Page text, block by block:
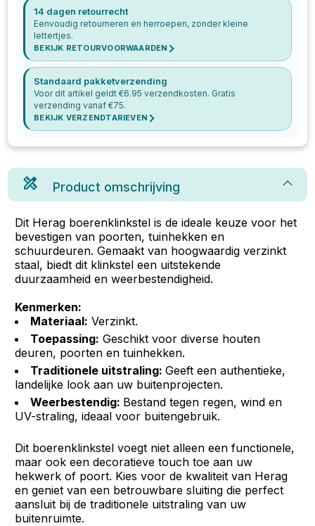
14 dagen retourrecht
Eenvoudig retourneren en herroepen, zonder kleine
lettertjes.
BEKIJK RETOURVOORWAARDEN
Standaard pakketverzending
Voor dit artikel geldt €6.95 verzendkosten. Gratis
verzending vanaf €75.
BEKIJK VERZENDTARIEVEN
Product omschrijving
Dit Herag boerenklinkstel is de ideale keuze voor het
bevestigen van poorten, tuinhekken en
schuurdeuren. Gemaakt van hoogwaardig verzinkt
staal, biedt dit klinkstel een uitstekende
duurzaamheid en weerbestendigheid.
Kenmerken:
Materiaal: Verzinkt.
Toepassing: Geschikt voor diverse houten
deuren, poorten en tuinhekken.
Traditionele uitstraling:Geeft een authentieke,
landelijke look aan uw buitenprojecten.
Weerbestendig: Bestand tegen regen, wind en
UV-straling, ideaal voor buitengebruik.
Dit boerenklinkstel voegt niet alleen een functionele,
maar ook een decoratieve touch toe aan uw
hekwerk of poort. Kies voor de kwaliteit van Herag
en geniet van een betrouwbare sluiting die perfect
aansluit bij de traditionele uitstraling van uw
buitenruimte.